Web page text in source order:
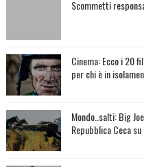
Scommetti
Cinema: Ecco i 20
per chi è in
Mondo..salti: Big
Repubblica Ceca